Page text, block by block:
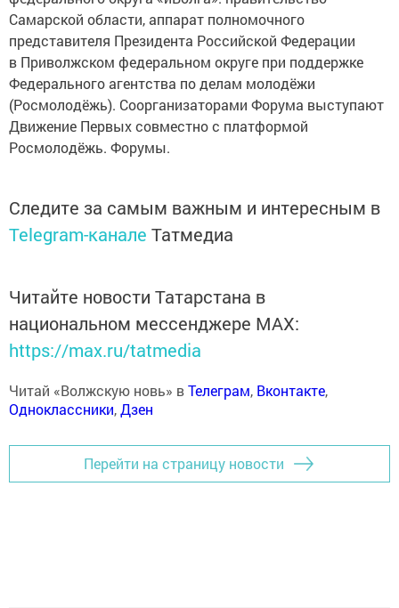
Самарской области, аппарат полномочного
представителя Президента Российской Федерации
в Приволжском федеральном округе при поддержке
Федерального агентства по делам молодёжи
(Росмолодёжь). Соорганизаторами Форума выступают
Движение Первых совместно с платформой
Росмолодёжь. Форумы.
Следите за самым важным и интересным в
Telegram-канале Татмедиа
Читайте новости Татарстана в
национальном мессенджере MАХ:
https://max.ru/tatmedia
Читай «Волжскую новь» вТелеграм, Вконтакте,
Одноклассники,Дзен
Перейти на страницу новости